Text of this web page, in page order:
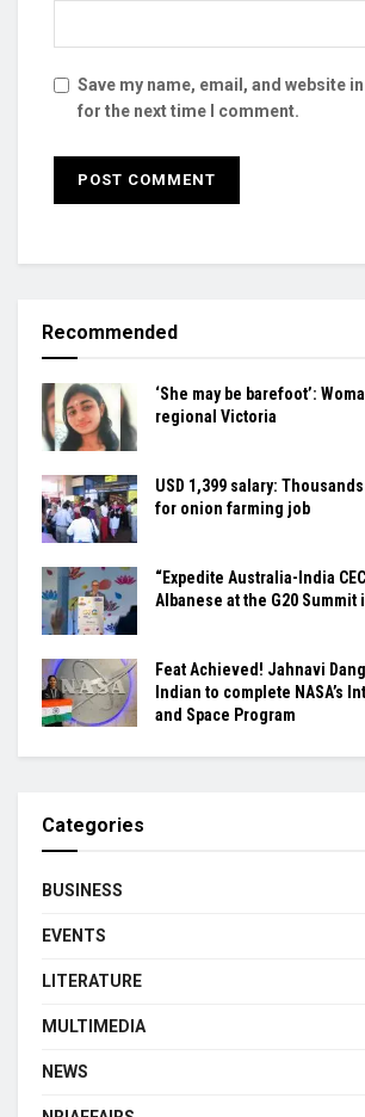
Save my name, email, and website
for the next time I comment.
Recommended
‘She may be barefoot’:
regional Victoria
USD 1,399 salary:
for onion farming job
“Expedite Australia-India
Albanese at the G20 Summit
Feat Achieved! Jahnavi
Indian to complete NASA’s
and Space Program
Categories
BUSINESS
EVENTS
LITERATURE
MULTIMEDIA
NEWS